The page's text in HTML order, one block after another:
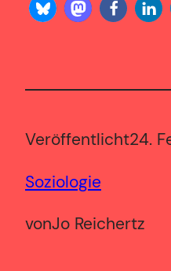
Veröffentlicht24.
Soziologie
vonJo Reichertz